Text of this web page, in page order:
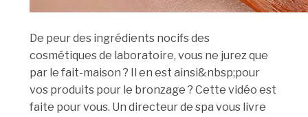
De peur des ingrédients nocifs des
cosmétiques de laboratoire, vous ne jurez que
par le fait-maison ? Il en est ainsi&nbsp;pour
vos produits pour le bronzage ? Cette vidéo est
faite pour vous. Un directeur de spa vous livre